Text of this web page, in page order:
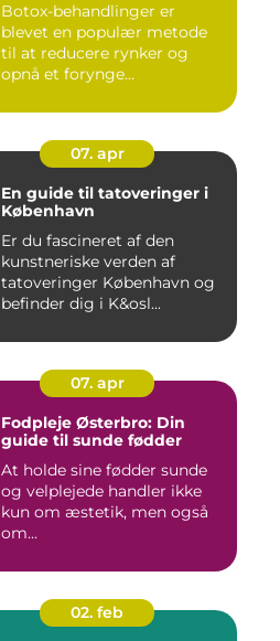
Botox-behandlinger er
blevet en populær metode
til at reducere rynker og
opnå et forynge...
07. apr
En guide til tatoveringer i
København
Er du fascineret af den
kunstneriske verden af
tatoveringer København og
befinder dig i K&osl...
07. apr
Fodpleje Østerbro: Din
guide til sunde fødder
At holde sine fødder sunde
og velplejede handler ikke
kun om æstetik, men også
om...
02. feb